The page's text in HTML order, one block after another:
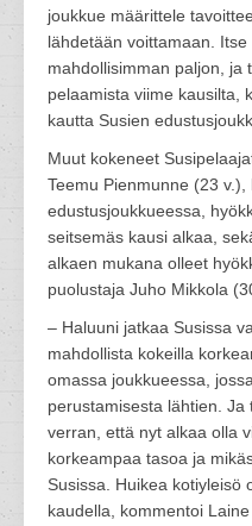
joukkue määrittele
lähdetään voittamaan.
mahdollisimman paljon, ja
pelaamista viime kausilta,
kautta Susien
Muut kokeneet
Teemu Pienmunne (23
edustusjoukkueessa,
seitsemäs kausi alkaa,
alkaen mukana olleet
puolustaja Juho Mikkola
– Haluuni jatkaa Susissa
mahdollista kokeilla
omassa joukkueessa,
perustamisesta lähtien.
verran, että nyt alkaa olla
korkeampaa tasoa ja
Susissa. Huikea kotiyleisö
kaudella, kommentoi Laine